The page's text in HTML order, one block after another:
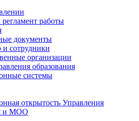
работы
документы
и сотрудники
организации
образования
системы
открытость Управления
и МОО